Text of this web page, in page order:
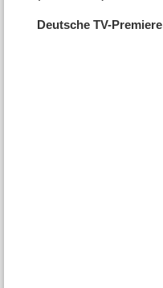
Deutsche TV-Premiere